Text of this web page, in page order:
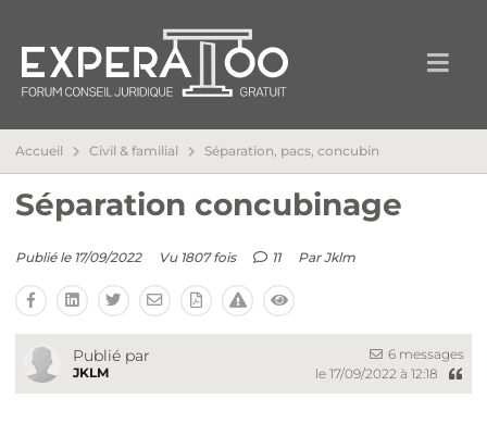
Accueil Civil & familial Séparation, pacs, concubin
Séparation concubinage
Publié le 17/09/2022 Vu 1807 fois 11 ParJklm
Publié par
JKLM
6 messages
le 17/09/2022 à 12:18